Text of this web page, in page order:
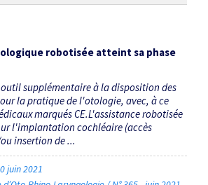
robotisée atteint sa phase
supplémentaire à la disposition des
la pratique de l'otologie, avec, à ce
marqués CE.L'assistance robotisée
l'implantation cochléaire (accès
insertion de ...
juin 2021